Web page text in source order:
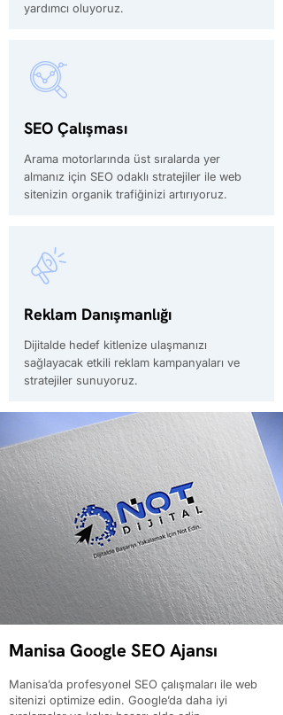
yardımcı oluyoruz.
SEO Çalışması
Arama motorlarında üst sıralarda yer
almanız için SEO odaklı stratejiler ile web
sitenizin organik trafiğinizi artırıyoruz.
Reklam Danışmanlığı
Dijitalde hedef kitlenize ulaşmanızı
sağlayacak etkili reklam kampanyaları ve
stratejiler sunuyoruz.
Manisa Google SEO Ajansı
Manisa’da profesyonel SEO çalışmaları ile web
sitenizi optimize edin. Google’da daha iyi